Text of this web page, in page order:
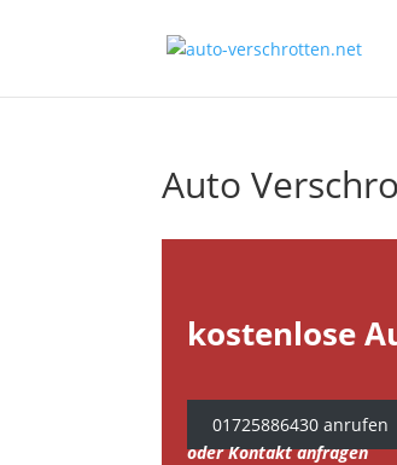
Auto
kostenlose
01725886430 anrufen
oder Kontakt anfragen